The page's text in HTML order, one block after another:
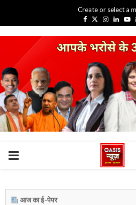
Create or select a
Facebook
Twitter
PRIMARY
आज का ई-पेपर